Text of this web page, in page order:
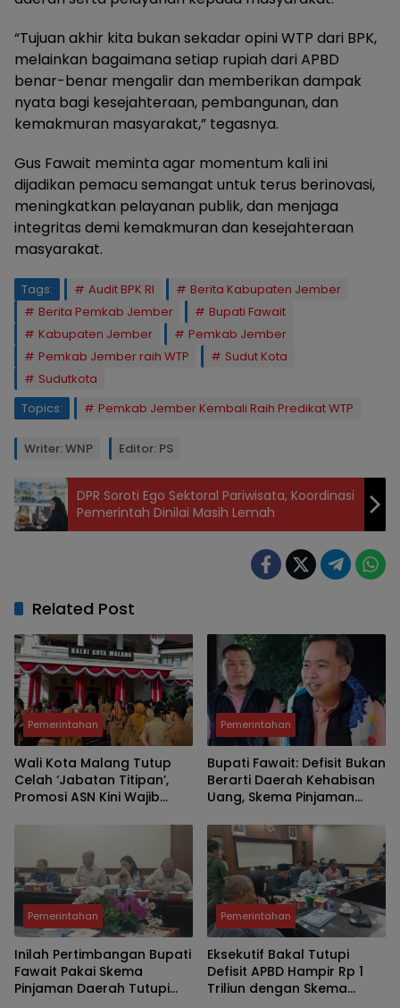
“Tujuan akhir kita bukan sekadar opini WTP dari BPK,
melainkan bagaimana setiap rupiah dari APBD
benar-benar mengalir dan memberikan dampak
nyata bagi kesejahteraan, pembangunan, dan
kemakmuran masyarakat,” tegasnya.
Gus Fawait meminta agar momentum kali ini
dijadikan pemacu semangat untuk terus berinovasi,
meningkatkan pelayanan publik, dan menjaga
integritas demi kemakmuran dan kesejahteraan
masyarakat.
Tags: Audit BPK RI
Berita Kabupaten Jember
Berita Pemkab Jember
Bupati Fawait
Kabupaten Jember
Pemkab Jember
Pemkab Jember raih WTP
Sudut Kota
Sudutkota
Topics:
Pemkab Jember Kembali Raih Predikat WTP
Writer: WNP Editor: PS
DPR Soroti Ego Sektoral Pariwisata, Koordinasi
Pemerintah Dinilai Masih Lemah
Related Post
Pemerintahan
Wali Kota Malang Tutup
Celah ‘Jabatan Titipan’,
Promosi ASN Kini Wajib
Pemerintahan
Bupati Fawait: Defisit Bukan
Berarti Daerah Kehabisan
Uang, Skema Pinjaman
Jember Sehat
Pemerintahan
Inilah Pertimbangan Bupati
Fawait Pakai Skema
Pinjaman Daerah Tutupi
Pemerintahan
Eksekutif Bakal Tutupi
Defisit APBD Hampir Rp 1
Triliun dengan Skema